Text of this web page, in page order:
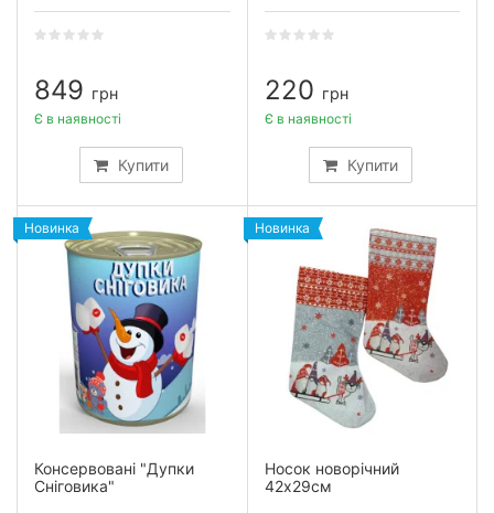
849 грн
Купити
Є в наявності
220 грн
Купити
Є в наявності
Новинка
Консервовані "Дупки
Сніговика"
Новинка
Носок новорічний
42х29см